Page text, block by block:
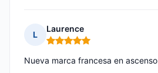
L
Laurence
Nota: 5 de 5
Nueva marca francesa en ascenso